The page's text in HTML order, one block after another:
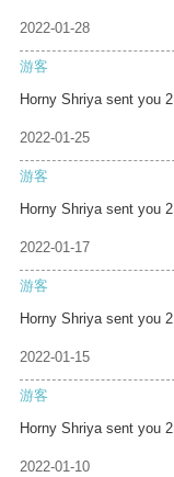
2022-01-28
游客
Horny Shriya sent you 2
2022-01-25
游客
Horny Shriya sent you 2
2022-01-17
游客
Horny Shriya sent you 2
2022-01-15
游客
Horny Shriya sent you 2
2022-01-10